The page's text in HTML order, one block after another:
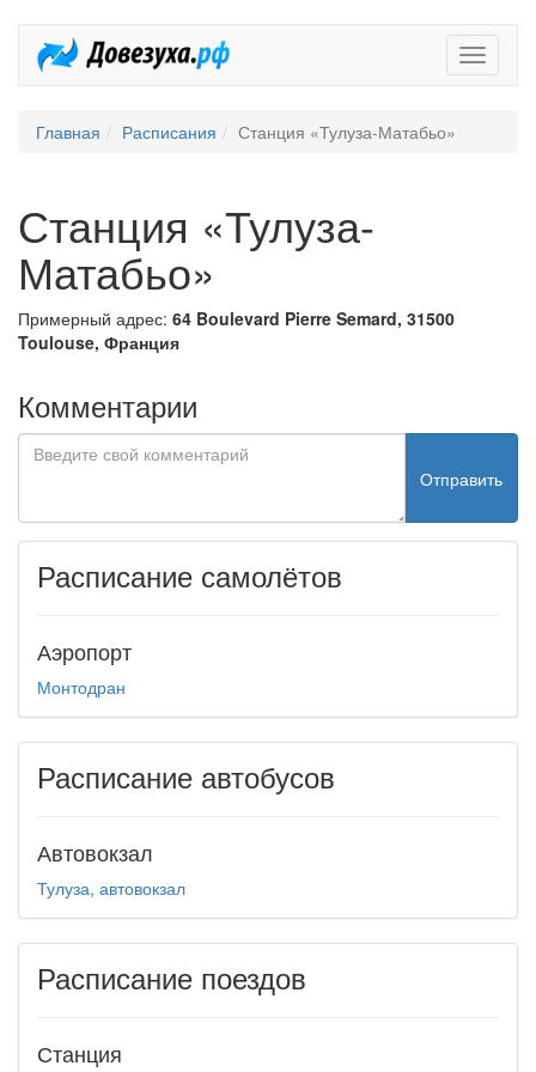
Главная Расписания Станция «Тулуза-Матабьо»
Станция «Тулуза-
Матабьо»
Примерный адрес: 64 Boulevard Pierre Semard, 31500
Toulouse, Франция
Комментарии
Отправить
Расписание самолётов
Аэропорт
Монтодран
Расписание автобусов
Автовокзал
Тулуза, автовокзал
Расписание поездов
Станция